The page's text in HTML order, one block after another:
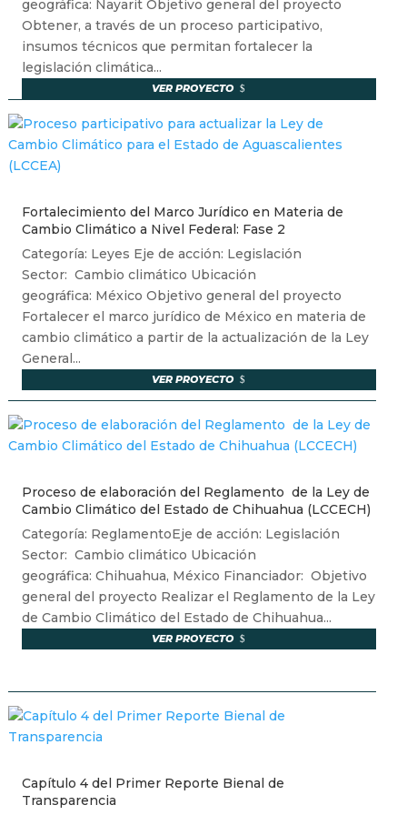
geográfica: Nayarit Objetivo general del proyecto
Obtener, a través de un proceso participativo,
insumos técnicos que permitan fortalecer la
legislación climática...
VER PROYECTO
Fortalecimiento del Marco Jurídico en Materia de
Cambio Climático a Nivel Federal: Fase 2
Categoría: Leyes Eje de acción: Legislación
Sector: Cambio climático Ubicación
geográfica: México Objetivo general del proyecto
Fortalecer el marco jurídico de México en materia de
cambio climático a partir de la actualización de la Ley
General...
VER PROYECTO
Proceso de elaboración del Reglamento de la Ley de
Cambio Climático del Estado de Chihuahua (LCCECH)
Categoría: ReglamentoEje de acción: Legislación
Sector: Cambio climático Ubicación
geográfica: Chihuahua, México Financiador: Objetivo
general del proyecto Realizar el Reglamento de la Ley
de Cambio Climático del Estado de Chihuahua...
VER PROYECTO
Capítulo 4 del Primer Reporte Bienal de
Transparencia